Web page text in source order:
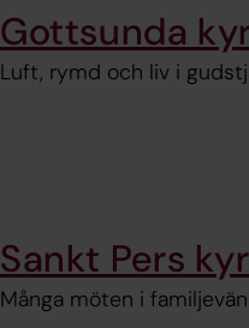
Gottsunda
Luft, rymd och liv i
Sankt Pers
Många möten i